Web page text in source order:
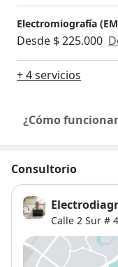
Electromiografía
Desde $ 225.000
+ 4 servicios
¿Cómo
Consultorio
Calle 2 Sur #